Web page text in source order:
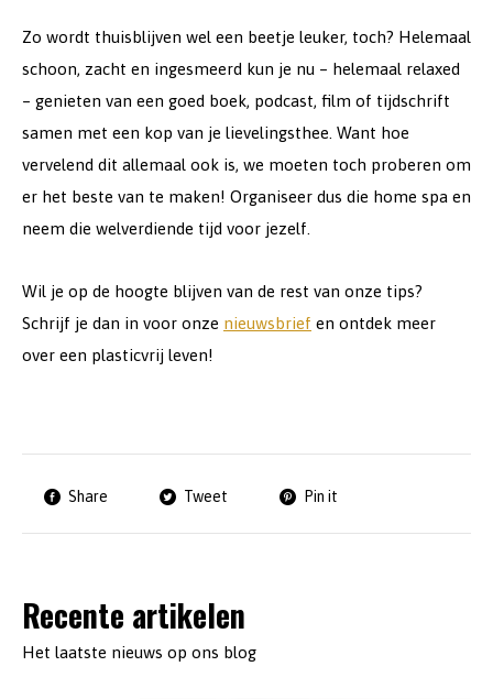
Zo wordt thuisblijven wel een beetje leuker, toch? Helemaal
schoon, zacht en ingesmeerd kun je nu – helemaal relaxed
– genieten van een goed boek, podcast, film of tijdschrift
samen met een kop van je lievelingsthee. Want hoe
vervelend dit allemaal ook is, we moeten toch proberen om
er het beste van te maken! Organiseer dus die home spa en
neem die welverdiende tijd voor jezelf.
Wil je op de hoogte blijven van de rest van onze tips?
Schrijf je dan in voor onze nieuwsbrief en ontdek meer
over een plasticvrij leven!
Share Tweet Pin it
Recente artikelen
Het laatste nieuws op ons blog